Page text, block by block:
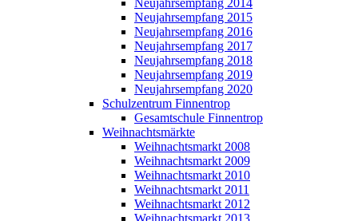
Neujahrsempfang 2014
Neujahrsempfang 2015
Neujahrsempfang 2016
Neujahrsempfang 2017
Neujahrsempfang 2018
Neujahrsempfang 2019
Neujahrsempfang 2020
Schulzentrum Finnentrop
Gesamtschule Finnentrop
Weihnachtsmärkte
Weihnachtsmarkt 2008
Weihnachtsmarkt 2009
Weihnachtsmarkt 2010
Weihnachtsmarkt 2011
Weihnachtsmarkt 2012
Weihnachtsmarkt 2013